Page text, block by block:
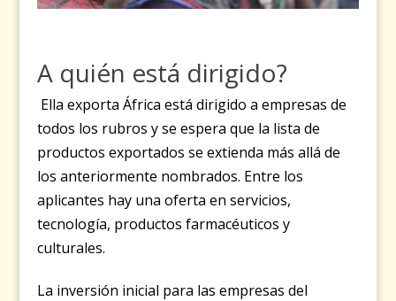
A quién está dirigido?
Ella exporta África está dirigido a empresas de
todos los rubros y se espera que la lista de
productos exportados se extienda más allá de
los anteriormente nombrados. Entre los
aplicantes hay una oferta en servicios,
tecnología, productos farmacéuticos y
culturales.
La inversión inicial para las empresas del